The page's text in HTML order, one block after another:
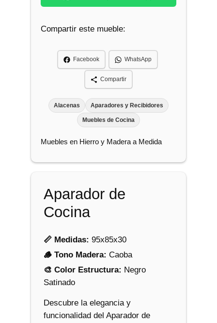
r
d
n
a
d
Compartir este mueble:
Facebook WhatsApp
Compartir
Alacenas Aparadores y Recibidores
Muebles de Cocina
Muebles en Hierro y Madera a Medida
Aparador de
Cocina
📏 Medidas: 95x85x30
🪵 Tono Madera: Caoba
🎨 Color Estructura: Negro
Satinado
Descubre la elegancia y
funcionalidad del Aparador de